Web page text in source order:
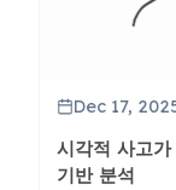
Dec 17,
시각적 사고
기반 분석